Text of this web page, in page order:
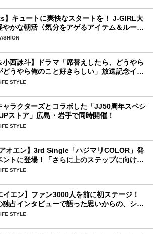
】キュートに爽快なスタートを！ J-GIRL大
やかな朝活〈気分をアゲるアイテム＆ルーテ
小西詠斗】ドラマ「席替えしたら、どうやら
どうやら俺のこと好きらしい」放送記念イン
自然と詠斗くんが可愛く見えたんです」
STYLE
ャラクターズとコラボした「JJ50周年スペシ
ストア」広島・岩手で同時開催！
STYLE
オエン】3rd Single「ハジマリCOLOR」発
ントに登場！「さらに上のステップに向けた
リになるように」と爽やかな笑顔で意気込
STYLE
イエン】ファン3000人を前に初ステージ！
独占インタビューで語った思いからの、ショ
レポート！
STYLE